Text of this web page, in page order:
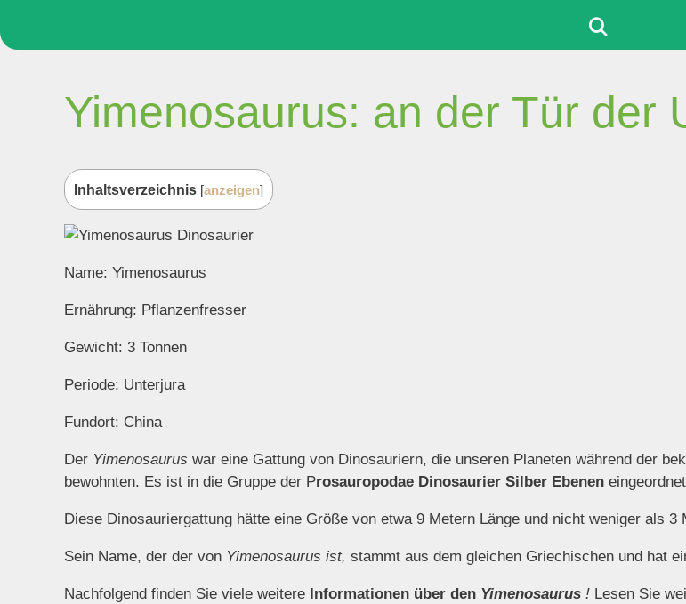
Yimenosaurus: an der Tür der
Inhaltsverzeichnis [anzeigen]
Name: Yimenosaurus
Ernährung: Pflanzenfresser
Gewicht: 3 Tonnen
Periode: Unterjura
Fundort: China
Der Yimenosaurus war eine Gattung von Dinosauriern, die unseren Planeten während der
bewohnten. Es ist in die Gruppe der Prosauropodae Dinosaurier Silber Ebenen
Diese Dinosauriergattung hätte eine Größe von etwa 9 Metern Länge und nicht weniger als
Sein Name, der der von Yimenosaurus ist, stammt aus dem gleichen Griechischen und hat
Nachfolgend finden Sie viele weitere Informationen über den Yimenosaurus ! Lesen Sie